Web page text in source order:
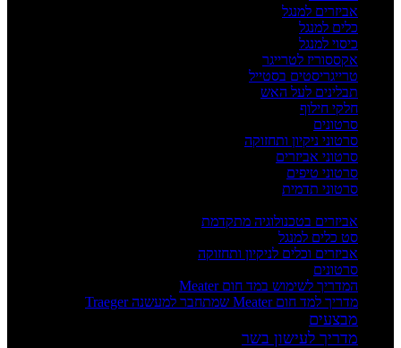
אביזרים למנגל
כלים למנגל
כיסוי למנגל
אקססוריז לטרייגר
טרייגריסטים בסטייל
תבלינים לעל האש
חלקי חילוף
סרטונים
סרטוני ניקיון ותחזוקה
סרטוני אביזרים
סרטוני טיפים
סרטוני תדמית
אביזרים בטכנולוגיה מתקדמת
סט כלים למנגל
אביזרים וכלים לניקיון ותחזוקה
סרטונים
המדריך לשימוש במד חום Meater
מדריך למד חום Meater שמתחבר למעשנה Traeger
מבצעים
מדריך לעישון בשר